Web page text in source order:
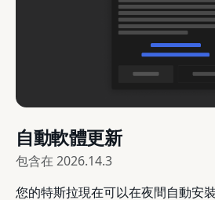
自動軟體更新
包含在 2026.14.3
您的特斯拉現在可以在夜間自動安